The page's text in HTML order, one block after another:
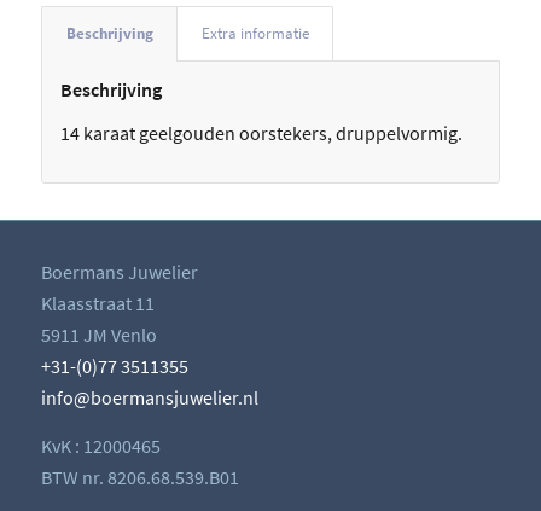
Beschrijving Extra informatie
Beschrijving
14 karaat geelgouden oorstekers, druppelvormig.
Boermans Juwelier
Klaasstraat 11
5911 JM Venlo
+31-(0)77 3511355
info@boermansjuwelier.nl
KvK : 12000465
BTW nr. 8206.68.539.B01